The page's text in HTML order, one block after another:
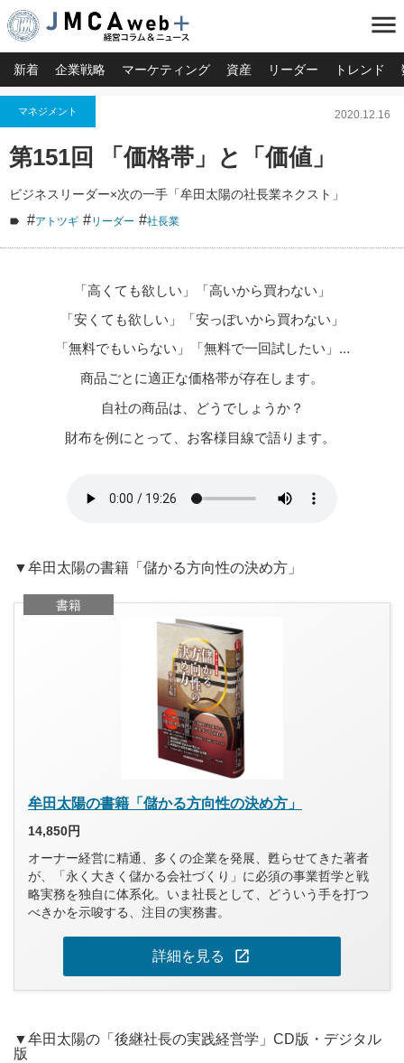
menu
新着 企業戦略 マーケティング 資産 リーダー トレンド
マネジメント 2020.12.16
第151回 「価格帯」と「価値」
ビジネスリーダー×次の一手「牟田太陽の社長業ネクスト」
#アトツギ #リーダー #社長業
「高くても欲しい」「高いから買わない」
「安くても欲しい」「安っぽいから買わない」
「無料でもいらない」「無料で一回試したい」…
商品ごとに適正な価格帯が存在します。
自社の商品は、どうでしょうか？
財布を例にとって、お客様目線で語ります。
▼牟田太陽の書籍「儲かる方向性の決め方」
書籍
牟田太陽の書籍「儲かる方向性の決め方」
14,850円
オーナー経営に精通、多くの企業を発展、甦らせてきた著者
が、「永く大きく儲かる会社づくり」に必須の事業哲学と戦
略実務を独自に体系化。いま社長として、どういう手を打つ
べきかを示唆する、注目の実務書。
詳細を見る open_in_new
▼牟田太陽の「後継社長の実践経営学」CD版・デジタル
版